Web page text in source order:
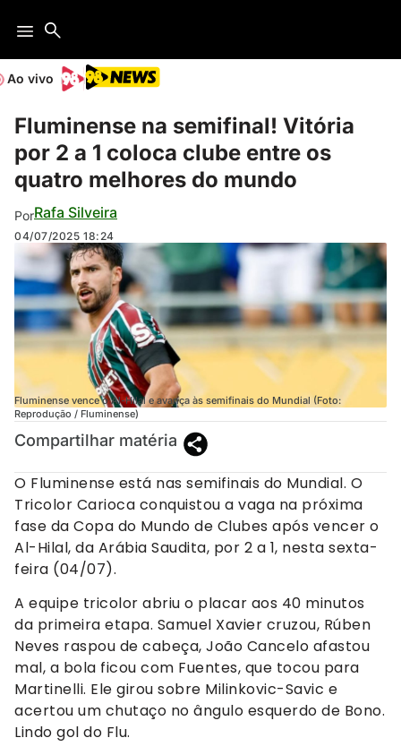
Ao vivo
Fluminense na semifinal! Vitória
por 2 a 1 coloca clube entre os
quatro melhores do mundo
PorRafa Silveira
04/07/2025 18:24
Fluminense vence o Al-Hilal e avança às semifinais do Mundial (Foto:
Reprodução / Fluminense)
Compartilhar matéria
O Fluminense está nas semifinais do Mundial. O
Tricolor Carioca conquistou a vaga na próxima
fase da Copa do Mundo de Clubes após vencer o
Al-Hilal, da Arábia Saudita, por 2 a 1, nesta sexta-
feira (04/07).
A equipe tricolor abriu o placar aos 40 minutos
da primeira etapa. Samuel Xavier cruzou, Rúben
Neves raspou de cabeça, João Cancelo afastou
mal, a bola ficou com Fuentes, que tocou para
Martinelli. Ele girou sobre Milinkovic-Savic e
acertou um chutaço no ângulo esquerdo de Bono.
Lindo gol do Flu.